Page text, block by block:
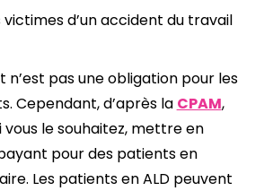
victimes d’un accident du travail
n’est pas une obligation pour les
Cependant, d’après la CPAM,
vous le souhaitez, mettre en
pour des patients en
Les patients en ALD peuvent